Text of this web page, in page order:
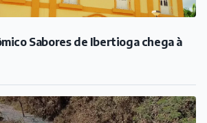
Sabores de Ibertioga chega à